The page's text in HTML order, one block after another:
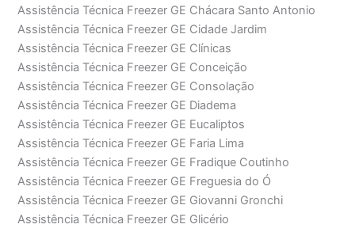
Assistência Técnica Freezer GE Chácara Santo Antonio
Assistência Técnica Freezer GE Cidade Jardim
Assistência Técnica Freezer GE Clínicas
Assistência Técnica Freezer GE Conceição
Assistência Técnica Freezer GE Consolação
Assistência Técnica Freezer GE Diadema
Assistência Técnica Freezer GE Eucaliptos
Assistência Técnica Freezer GE Faria Lima
Assistência Técnica Freezer GE Fradique Coutinho
Assistência Técnica Freezer GE Freguesia do Ó
Assistência Técnica Freezer GE Giovanni Gronchi
Assistência Técnica Freezer GE Glicério